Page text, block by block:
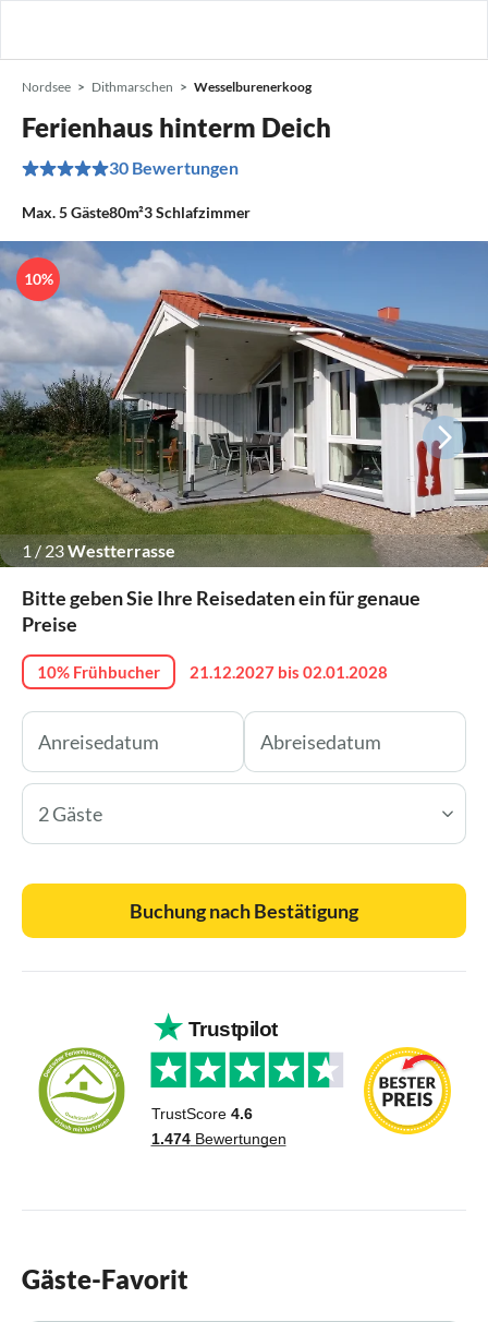
Nordsee Dithmarschen Wesselburenerkoog
Ferienhaus hinterm Deich
30 Bewertungen
Max.5Gäste80m²3Schlafzimmer
1/23Westterrasse
10%
Bitte geben Sie Ihre Reisedaten ein für genaue
Preise
10% Frühbucher 21.12.2027 bis 02.01.2028
2 Gäste
Buchung nach Bestätigung
Gäste-Favorit